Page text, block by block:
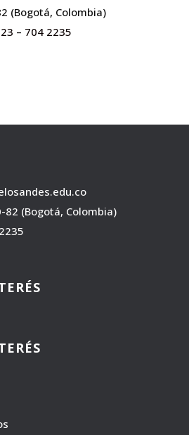
(Bogotá, Colombia)
– 704 2235
82 (Bogotá, Colombia)